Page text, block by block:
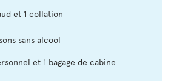
et 1 collation
sans alcool
et 1 bagage de cabine